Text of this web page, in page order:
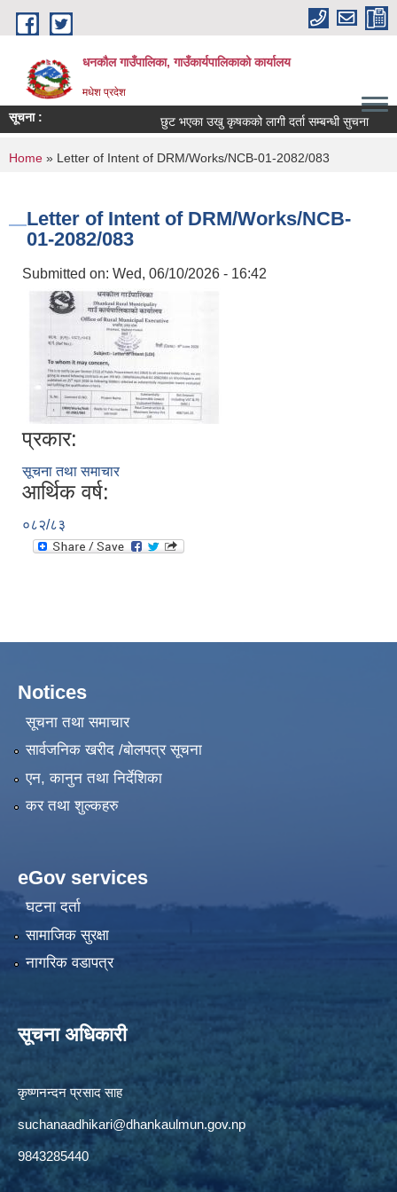
Skip to main content
धनकौल गाउँपालिका, गाउँकार्यपालिकाको कार्यालय
मधेश प्रदेश
सूचना : छुट भएका उखु कृषकको लागी दर्ता सम्बन्धी सुचना
You are here
Home » Letter of Intent of DRM/Works/NCB-01-2082/083
Letter of Intent of DRM/Works/NCB-
01-2082/083
Submitted on: Wed, 06/10/2026 - 16:42
प्रकार:
सूचना तथा समाचार
आर्थिक वर्ष:
०८२/८३
Notices
सूचना तथा समाचार
सार्वजनिक खरीद /बोलपत्र सूचना
एन, कानुन तथा निर्देशिका
कर तथा शुल्कहरु
eGov services
घटना दर्ता
सामाजिक सुरक्षा
नागरिक वडापत्र
सूचना अधिकारी
कृष्णनन्दन प्रसाद साह
suchanaadhikari@dhankaulmun.gov.np
9843285440